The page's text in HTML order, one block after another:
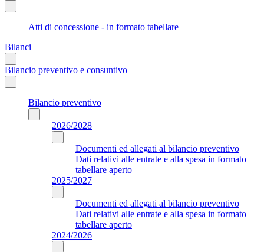
Atti di concessione - in formato tabellare
Bilanci
Bilancio preventivo e consuntivo
Bilancio preventivo
2026/2028
Documenti ed allegati al bilancio preventivo
Dati relativi alle entrate e alla spesa in formato
tabellare aperto
2025/2027
Documenti ed allegati al bilancio preventivo
Dati relativi alle entrate e alla spesa in formato
tabellare aperto
2024/2026